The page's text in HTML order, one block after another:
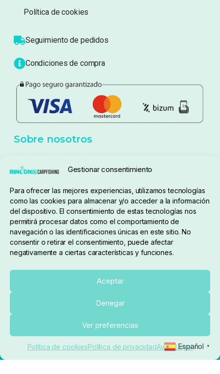
Gestionar consentimiento
Para ofrecer las mejores experiencias, utilizamos tecnologías
como las cookies para almacenar y/o acceder a la información
del dispositivo. El consentimiento de estas tecnologías nos
permitirá procesar datos como el comportamiento de
navegación o las identificaciones únicas en este sitio. No
consentir o retirar el consentimiento, puede afectar
negativamente a ciertas características y funciones.
Aceptar
Denegar
Ver preferencias
Política de cookiesPolítica de privacidadAviso Legal
Política de cookies
Seguimiento de pedidos
Condiciones de compra
Sobre nosotros
pedidos@elrincondelcarpfishing.com
910 824 923
Lunes a Viernes de 10:00 a 14:00 horas y 17:00 a
20:00
Paseo de Guadalajara, 36. Local 3. 28702. San
reservados.
Ecommerce conectado con Kiby ERP
Español ▼